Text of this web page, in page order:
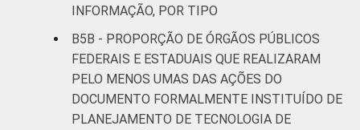
INFORMAÇÃO, POR TIPO
B5B - PROPORÇÃO DE ÓRGÃOS PÚBLICOS
FEDERAIS E ESTADUAIS QUE REALIZARAM
PELO MENOS UMAS DAS AÇÕES DO
DOCUMENTO FORMALMENTE INSTITUÍDO DE
PLANEJAMENTO DE TECNOLOGIA DE